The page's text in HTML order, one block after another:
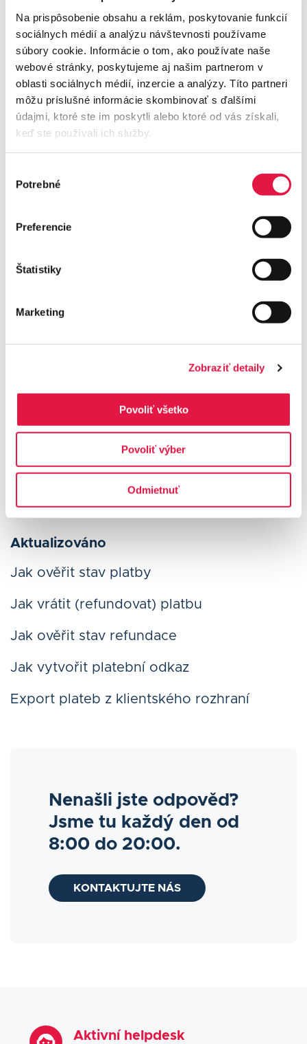
Na prispôsobenie obsahu a reklám, poskytovanie funkcií
sociálnych médií a analýzu návštevnosti používame
súbory cookie. Informácie o tom, ako používate naše
webové stránky, poskytujeme aj našim partnerom v
oblasti sociálnych médií, inzercie a analýzy. Títo partneri
môžu príslušné informácie skombinovať s ďalšími
údajmi, ktoré ste im poskytli alebo ktoré od vás získali,
keď ste používali ich služby.
súhlasu
Potrebné
Preferencie
Štatistiky
Marketing
Zobraziť detaily
Povoliť všetko
Povoliť výber
Odmietnuť
Aktualizováno 06.05.2026
Našli jste neaktuální informace?Dejte nám vědět!
Nejčastější dotazy
Jak stornovat platbu (funkce Zrušení a
Návrat)
Úvodní informace pro e-commerce klienty
Jak používat klientské rozhraní
Jak vrátit (refundovat) platbu
Aktualizováno
Jak ověřit stav platby
Jak vrátit (refundovat) platbu
Jak ověřit stav refundace
Jak vytvořit platební odkaz
Export plateb z klientského rozhraní
Nenašli jste odpověď?
Jsme tu každý den od
8:00 do 20:00.
KONTAKTUJTE NÁS
Aktivní helpdesk